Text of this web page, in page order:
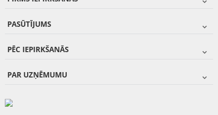
PASŪTĪJUMS
PĒC IEPIRKŠANĀS
PAR UZŅĒMUMU